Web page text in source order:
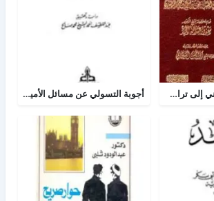
إرشاد القاصي والداني إلى تراجم شيوخ الطبراني أجوبة التسولي عن مسائل الأمير عبد القادر في الجهاد